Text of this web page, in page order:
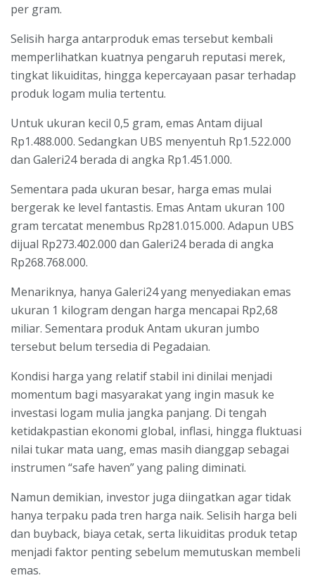
per gram.
Selisih harga antarproduk emas tersebut kembali
memperlihatkan kuatnya pengaruh reputasi merek,
tingkat likuiditas, hingga kepercayaan pasar terhadap
produk logam mulia tertentu.
Untuk ukuran kecil 0,5 gram, emas Antam dijual
Rp1.488.000. Sedangkan UBS menyentuh Rp1.522.000
dan Galeri24 berada di angka Rp1.451.000.
Sementara pada ukuran besar, harga emas mulai
bergerak ke level fantastis. Emas Antam ukuran 100
gram tercatat menembus Rp281.015.000. Adapun UBS
dijual Rp273.402.000 dan Galeri24 berada di angka
Rp268.768.000.
Menariknya, hanya Galeri24 yang menyediakan emas
ukuran 1 kilogram dengan harga mencapai Rp2,68
miliar. Sementara produk Antam ukuran jumbo
tersebut belum tersedia di Pegadaian.
Kondisi harga yang relatif stabil ini dinilai menjadi
momentum bagi masyarakat yang ingin masuk ke
investasi logam mulia jangka panjang. Di tengah
ketidakpastian ekonomi global, inflasi, hingga fluktuasi
nilai tukar mata uang, emas masih dianggap sebagai
instrumen “safe haven” yang paling diminati.
Namun demikian, investor juga diingatkan agar tidak
hanya terpaku pada tren harga naik. Selisih harga beli
dan buyback, biaya cetak, serta likuiditas produk tetap
menjadi faktor penting sebelum memutuskan membeli
emas.